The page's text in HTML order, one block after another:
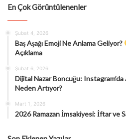
En Çok Görüntülenenler
Şubat 4, 2026
Baş Aşağı Emoji Ne Anlama Geliyor?
Açıklama
Şubat 6, 2026
Dijital Nazar Boncuğu: Instagram’da
Neden Artıyor?
Mart 1, 2026
2026 Ramazan İmsakiyesi: İftar ve